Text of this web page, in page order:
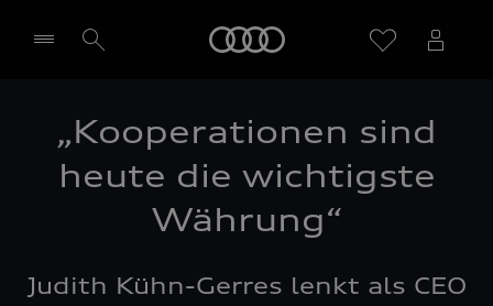
Händler wählen
„Koopera­tionen sind
heute die wichtigste
Währung“
Judith Kühn-Gerres lenkt als CEO